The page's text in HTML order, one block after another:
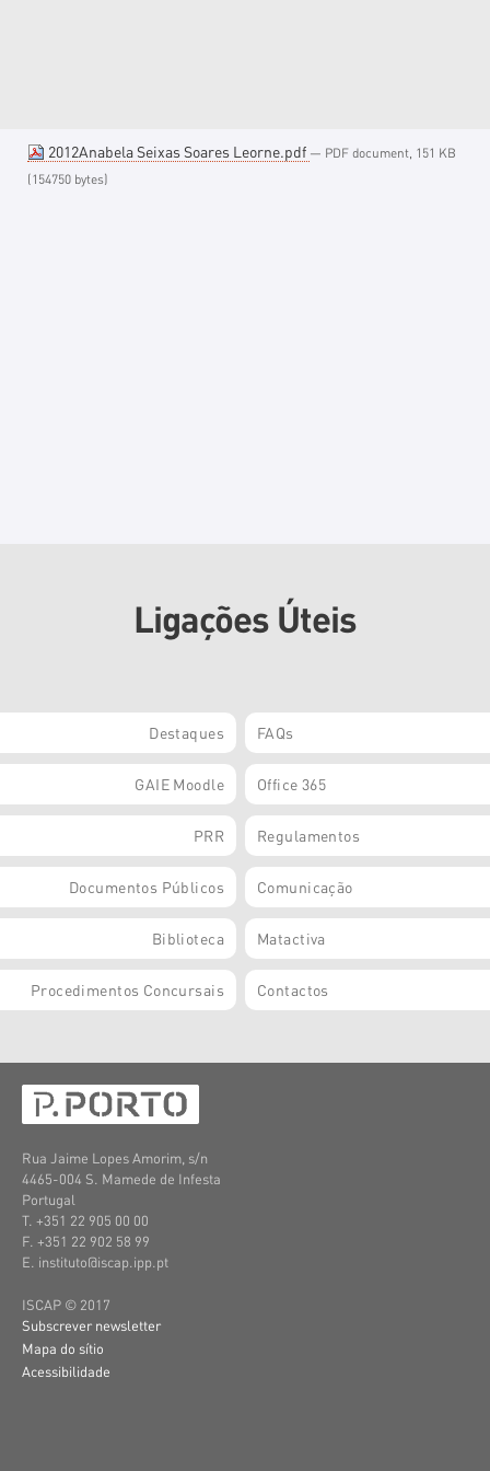
2012Anabela Seixas Soares Leorne.pdf — PDF document, 151 KB
(154750 bytes)
Ligações Úteis
Destaques FAQs
GAIE Moodle Office 365
PRR Regulamentos
Documentos Públicos Comunicação
Biblioteca Matactiva
Procedimentos Concursais Contactos
Rua Jaime Lopes Amorim, s/n
4465-004 S. Mamede de Infesta
Portugal
T. +351 22 905 00 00
F. +351 22 902 58 99
E. instituto@iscap.ipp.pt
ISCAP © 2017
Subscrever newsletter
Mapa do sítio
Acessibilidade